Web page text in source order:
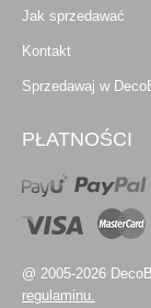
Jak sprzedawać
Kontakt
Sprzedawaj w
PŁATNOŚCI
@ 2005-2026
regulaminu.